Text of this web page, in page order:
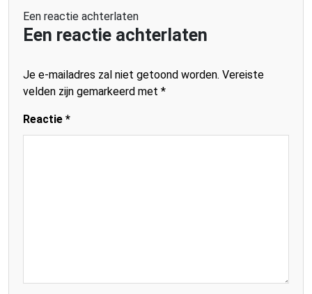
Een reactie achterlaten
Een reactie achterlaten
Je e-mailadres zal niet getoond worden. Vereiste
velden zijn gemarkeerd met *
Reactie *